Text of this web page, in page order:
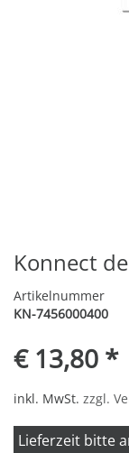
Konnect
Artikelnummer
KN-7456000400
€ 13,80 *
inkl. MwSt. zzgl.
Lieferzeit bitte